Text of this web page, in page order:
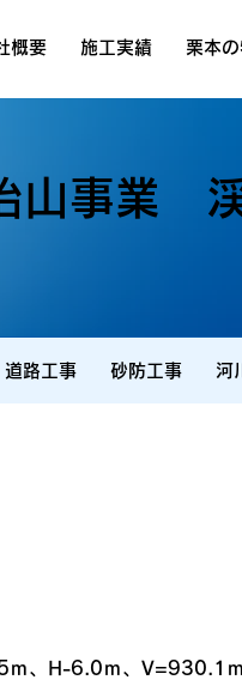
概要 施工実績 栗本
事業
道路工事 砂防工事 河
ｍ、H-6.0ｍ、V=930.1